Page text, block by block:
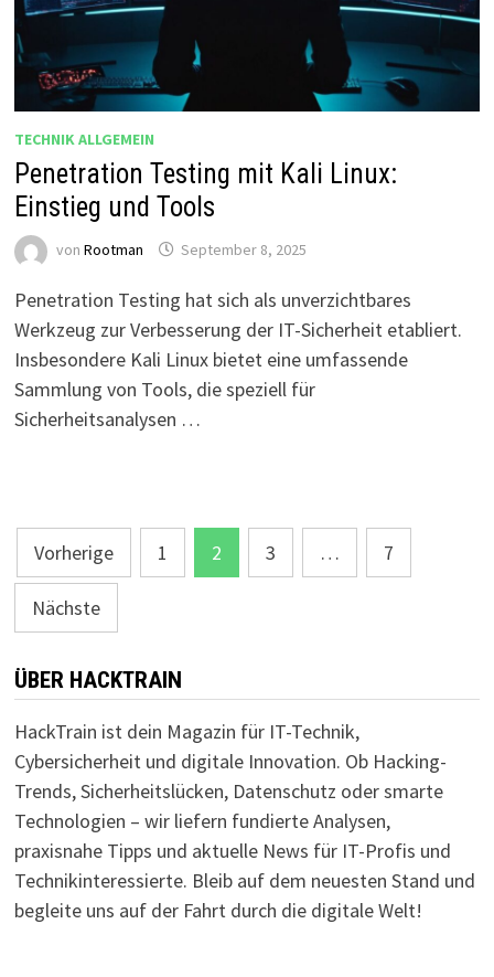
TECHNIK ALLGEMEIN
Penetration Testing mit Kali Linux:
Einstieg und Tools
von Rootman September 8, 2025
Penetration Testing hat sich als unverzichtbares
Werkzeug zur Verbesserung der IT-Sicherheit etabliert.
Insbesondere Kali Linux bietet eine umfassende
Sammlung von Tools, die speziell für
Sicherheitsanalysen …
Seitennummerierung
der
Beiträge
Vorherige 1 2 3 … 7
Nächste
ÜBER HACKTRAIN
HackTrain ist dein Magazin für IT-Technik,
Cybersicherheit und digitale Innovation. Ob Hacking-
Trends, Sicherheitslücken, Datenschutz oder smarte
Technologien – wir liefern fundierte Analysen,
praxisnahe Tipps und aktuelle News für IT-Profis und
Technikinteressierte. Bleib auf dem neuesten Stand und
begleite uns auf der Fahrt durch die digitale Welt!